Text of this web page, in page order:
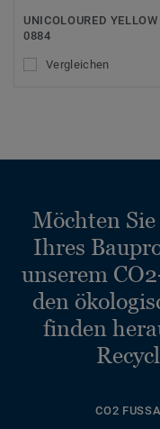
UNICOLOURED YELLOW
0884
Vergleichen
Möchten
Ihres
unserem
den
finden
CO2